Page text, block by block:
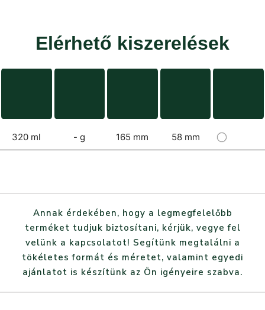
Elérhető kiszerelések
320 ml - g 165 mm 58 mm
Annak érdekében, hogy a legmegfelelőbb
terméket tudjuk biztosítani, kérjük, vegye fel
velünk a kapcsolatot! Segítünk megtalálni a
tökéletes formát és méretet, valamint egyedi
ajánlatot is készítünk az Ön igényeire szabva.